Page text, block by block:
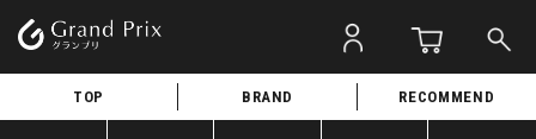
TOP BRAND RECOMMEND